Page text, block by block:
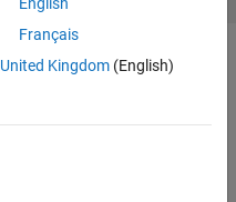
Français
United Kingdom(English)